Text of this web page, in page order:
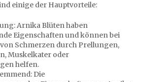
einige der Hauptvorteile:
Arnika Blüten haben
Eigenschaften und können bei
Schmerzen durch Prellungen,
Muskelkater oder
helfen.
Die